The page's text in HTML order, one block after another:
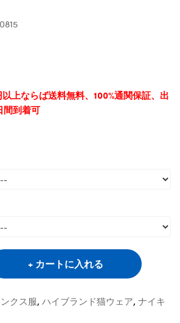
上ならば送料無料、100%通関保証、出
間到着可
カートに入れる
クス服, ハイブランド猫ウェア, ナイキ